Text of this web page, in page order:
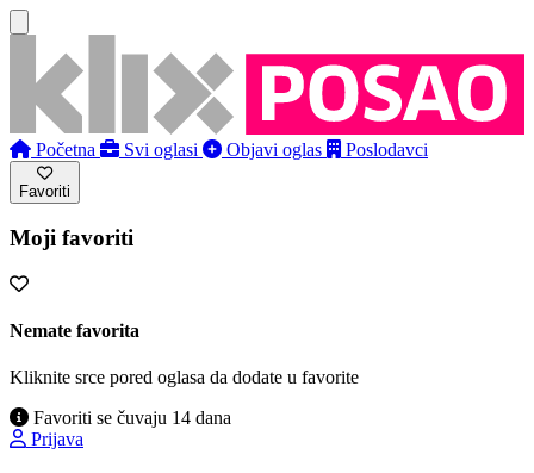
Početna Svi oglasi Objavi oglas Poslodavci
Favoriti
Moji favoriti
Nemate favorita
Kliknite srce pored oglasa da dodate u favorite
Favoriti se čuvaju 14 dana
Prijava